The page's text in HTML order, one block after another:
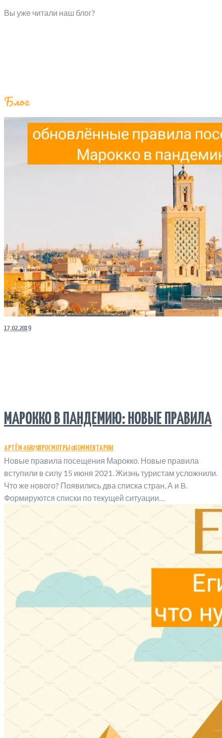
Вы уже читали наш блог?
Блог
17.02.2019
МАРОККО В ПАНДЕМИЮ: НОВЫЕ ПРАВИЛА
АРТЁМ 46879ПРОСМОТРЫ 0КОММЕНТАРИИ
Новые правила посещения Марокко. Новые правила
вступили в силу 15 июня 2021. Жизнь туристам усложнили.
Что же нового? Появились два списка стран, А и B.
Формируются списки по текущей ситуации…